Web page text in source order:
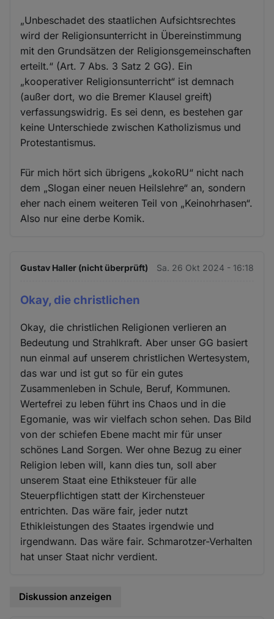
„Unbeschadet des staatlichen Aufsichtsrechtes
wird der Religionsunterricht in Übereinstimmung
mit den Grundsätzen der Religionsgemeinschaften
erteilt.“ (Art. 7 Abs. 3 Satz 2 GG). Ein
„kooperativer Religionsunterricht“ ist demnach
(außer dort, wo die Bremer Klausel greift)
verfassungswidrig. Es sei denn, es bestehen gar
keine Unterschiede zwischen Katholizismus und
Protestantismus.
Für mich hört sich übrigens „kokoRU“ nicht nach
dem „Slogan einer neuen Heilslehre“ an, sondern
eher nach einem weiteren Teil von „Keinohrhasen“.
Also nur eine derbe Komik.
Gustav Haller (nicht überprüft) Sa. 26 Okt 2024 - 16:18
Okay, die christlichen
Okay, die christlichen Religionen verlieren an
Bedeutung und Strahlkraft. Aber unser GG basiert
nun einmal auf unserem christlichen Wertesystem,
das war und ist gut so für ein gutes
Zusammenleben in Schule, Beruf, Kommunen.
Wertefrei zu leben führt ins Chaos und in die
Egomanie, was wir vielfach schon sehen. Das Bild
von der schiefen Ebene macht mir für unser
schönes Land Sorgen. Wer ohne Bezug zu einer
Religion leben will, kann dies tun, soll aber
unserem Staat eine Ethiksteuer für alle
Steuerpflichtigen statt der Kirchensteuer
entrichten. Das wäre fair, jeder nutzt
Ethikleistungen des Staates irgendwie und
irgendwann. Das wäre fair. Schmarotzer-Verhalten
hat unser Staat nichr verdient.
Diskussion anzeigen